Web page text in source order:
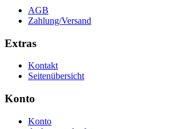
AGB
Zahlung/Versand
Extras
Kontakt
Seitenübersicht
Konto
Konto